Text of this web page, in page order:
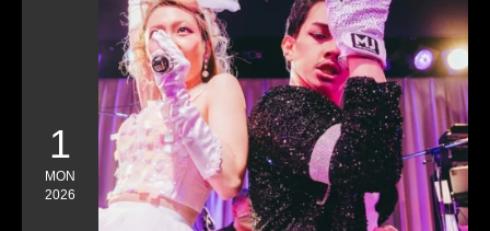
1
MON
2026